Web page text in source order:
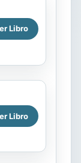
Libro
Libro